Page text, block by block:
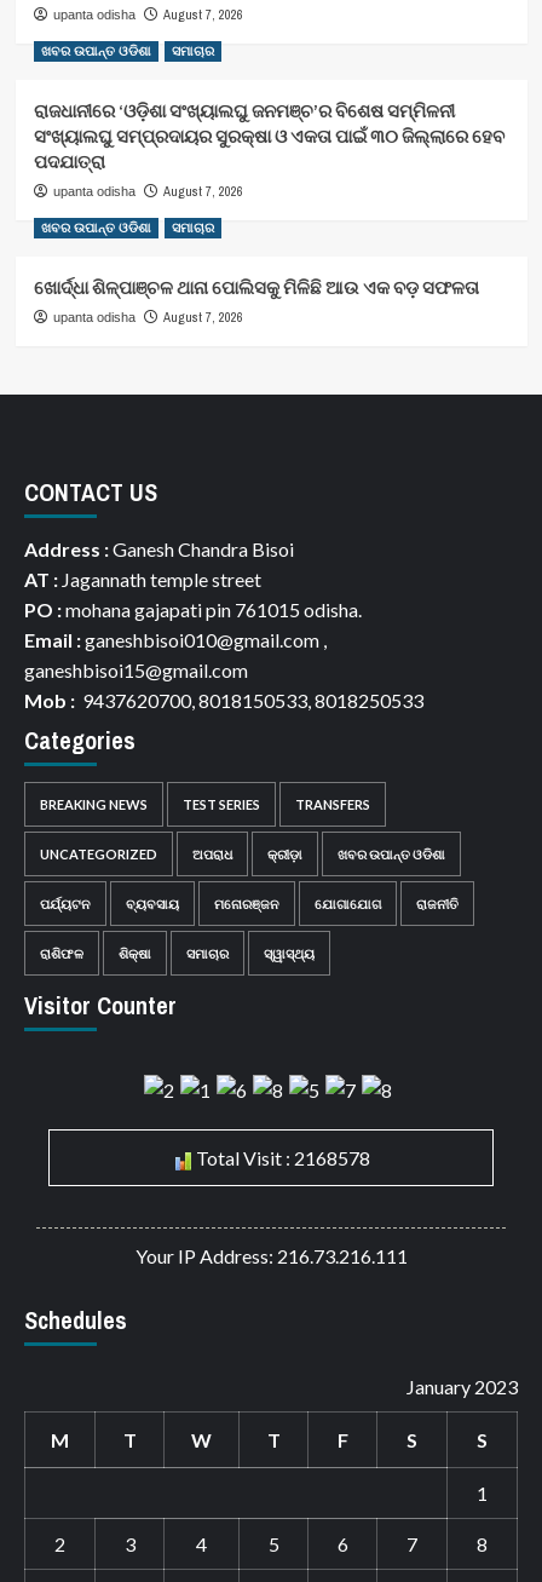
upanta odisha August 7, 2026
ଖବର ଉପାନ୍ତ ଓଡିଶା ସମାଚାର
ରାଜଧାନୀରେ ‘ଓଡ଼ିଶା ସଂଖ୍ୟାଲଘୁ ଜନମଞ୍ଚ’ର ବିଶେଷ ସମ୍ମିଳନୀ
ସଂଖ୍ୟାଲଘୁ ସମ୍ପ୍ରଦାୟର ସୁରକ୍ଷା ଓ ଏକତା ପାଇଁ ୩୦ ଜିଲ୍ଲାରେ ହେବ
ପଦଯାତ୍ରା
upanta odisha August 7, 2026
ଖବର ଉପାନ୍ତ ଓଡିଶା ସମାଚାର
ଖୋର୍ଦ୍ଧା ଶିଳ୍ପାଞ୍ଚଳ ଥାନା ପୋଲିସକୁ ମିଳିଛି ଆଉ ଏକ ବଡ଼ ସଫଳତା
upanta odisha August 7, 2026
CONTACT US
Address :Ganesh Chandra Bisoi
AT : Jagannath temple street
PO :mohana gajapati pin 761015 odisha.
Email :ganeshbisoi010@gmail.com ,
ganeshbisoi15@gmail.com
Mob : 9437620700, 8018150533, 8018250533
Categories
BREAKING NEWS TEST SERIES TRANSFERS
UNCATEGORIZED ଅପରାଧ କ୍ରୀଡ଼ା ଖବର ଉପାନ୍ତ ଓଡିଶା
ପର୍ଯ୍ୟଟନ ବ୍ୟବସାୟ ମନୋରଞ୍ଜନ ଯୋଗାଯୋଗ ରାଜନୀତି
ରାଶିଫଳ ଶିକ୍ଷା ସମାଚାର ସ୍ୱାସ୍ଥ୍ୟ
Visitor Counter
Total Visit : 2168578
Your IP Address: 216.73.216.111
Schedules
January 2023
M T W T F S S
1
2 3 4 5 6 7 8